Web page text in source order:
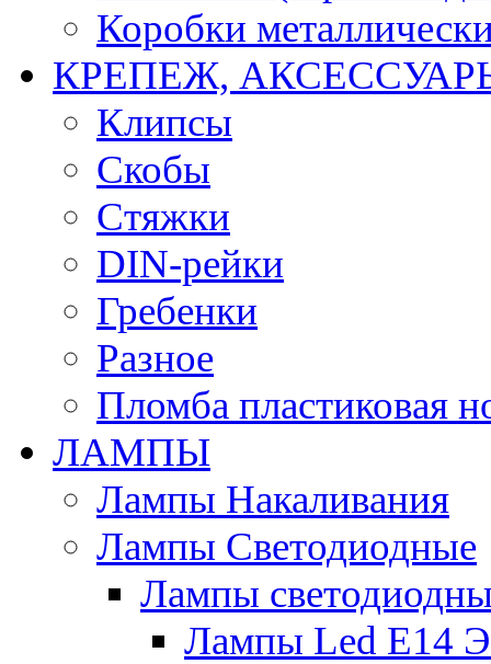
Коробки
КРЕПЕЖ,
Клипсы
Скобы
Стяжки
DIN-рейки
Гребенки
Разное
Пломба пластиковая
ЛАМПЫ
Лампы Накаливания
Лампы Светодиодные
Лампы
Лампы Led E14